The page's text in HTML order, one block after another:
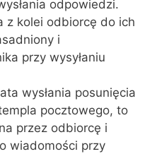
odpowiedzi.
z kolei odbiorcę do ich
i
przy wysyłaniu
wysłania posunięcia
pocztowego, to
przez odbiorcę i
wiadomości przy